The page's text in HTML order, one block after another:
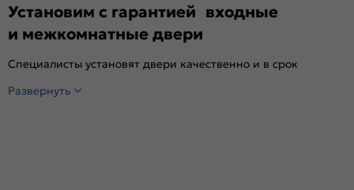
Установим с гарантией входные
и межкомнатные двери
Специалисты установят двери качественно и в срок
Развернуть